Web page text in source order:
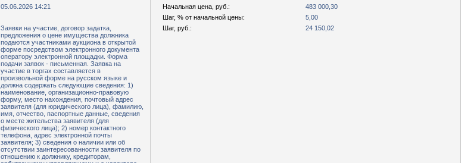
05.06.2026 14:21 Начальная цена, руб.:
483 000,30
Шаг, % от начальной цены:
5,00
Заявки на участие, договор задатка,
предложения о цене имущества должника
подаются участниками аукциона в открытой
форме посредством электронного документа
оператору электронной площадки. Форма
подачи заявок - письменная. Заявка на
участие в торгах составляется в
произвольной форме на русском языке и
должна содержать следующие сведения: 1)
наименование, организационно-правовую
форму, место нахождения, почтовый адрес
заявителя (для юридического лица), фамилию,
имя, отчество, паспортные данные, сведения
о месте жительства заявителя (для
физического лица); 2) номер контактного
телефона, адрес электронной почты
заявителя; 3) сведения о наличии или об
отсутствии заинтересованности заявителя по
отношению к должнику, кредиторам,
Шаг, руб.: 24 150,02